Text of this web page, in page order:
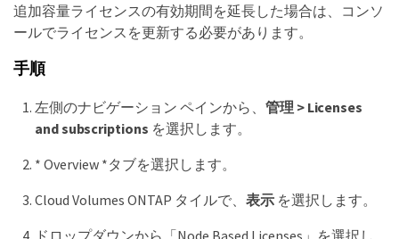
追加容量ライセンスの有効期間を延長した場合は、コンソ
ールでライセンスを更新する必要があります。
手順
左側のナビゲーション ペインから、 管理 > Licenses
and subscriptions を選択します。
* Overview *タブを選択します。
Cloud Volumes ONTAP タイルで、 表示を選択します。
ドロップダウンから「Node Based Licenses」を選択し